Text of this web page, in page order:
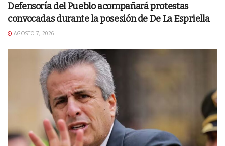
Defensoría del Pueblo acompañará protestas
convocadas durante la posesión de De La Espriella
AGOSTO 7, 2026